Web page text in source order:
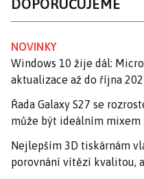
DOPORUČUJEME
NOVINKY
Windows 10 žije dál:
aktualizace až do října
Řada Galaxy S27 se
může být ideálním
Nejlepším 3D tiskárnám
porovnání vítězí kvalitou,